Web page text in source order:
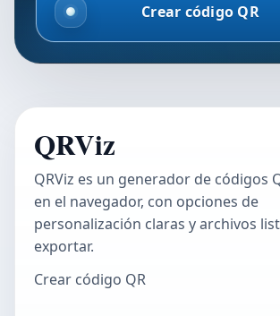
Crear código QR
QRViz
QRViz es un generador de códigos
en el navegador, con opciones de
personalización claras y archivos
exportar.
Crear código QR